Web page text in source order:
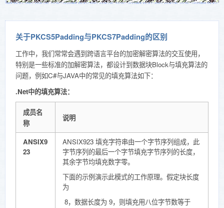
关于PKCS5Padding与PKCS7Padding的区别
工作中，我们常常会遇到跨语言平台的加密解密算法的交互使用，
特别是一些标准的加解密算法，都设计到数据块Block与填充算法的
问题，例如C#与JAVA中的常见的填充算法如下：
.Net中的填充算法：
成员名
称
说明
ANSIX9
23
ANSIX923 填充字符串由一个字节序列组成，此
字节序列的最后一个字节填充字节序列的长度，
其余字节均填充数字零。
下面的示例演示此模式的工作原理。假定块长度
为
8，数据长度为 9，则填充用八位字节数等于